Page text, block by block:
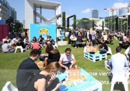
Paris La Défense vient de
prochaines éditions de
Paris La Défense vient de
prochaines éditions de